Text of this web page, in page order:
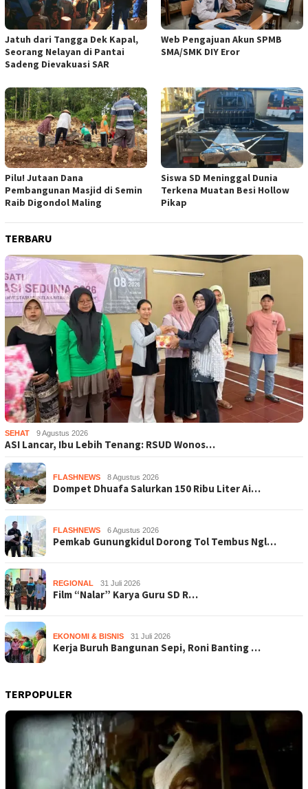
Jatuh dari Tangga Dek Kapal,
Seorang Nelayan di Pantai
Sadeng Dievakuasi SAR
Web Pengajuan Akun SPMB
SMA/SMK DIY Eror
Pilu! Jutaan Dana
Pembangunan Masjid di Semin
Raib Digondol Maling
Siswa SD Meninggal Dunia
Terkena Muatan Besi Hollow
Pikap
TERBARU
SEHAT 9 Agustus 2026
ASI Lancar, Ibu Lebih Tenang: RSUD Wonos…
FLASHNEWS 8 Agustus 2026
Dompet Dhuafa Salurkan 150 Ribu Liter Ai…
FLASHNEWS 6 Agustus 2026
Pemkab Gunungkidul Dorong Tol Tembus Ngl…
REGIONAL 31 Juli 2026
Film “Nalar” Karya Guru SD R…
EKONOMI & BISNIS 31 Juli 2026
Kerja Buruh Bangunan Sepi, Roni Banting …
TERPOPULER